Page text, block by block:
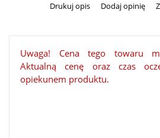
Drukuj opis Dodaj opinię
Uwaga! Cena tego towaru
Aktualną cenę oraz czas
opiekunem produktu.